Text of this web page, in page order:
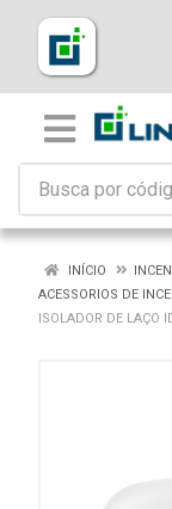
INÍCIO
ACESSORIOS DE
ISOLADOR DE LAÇO